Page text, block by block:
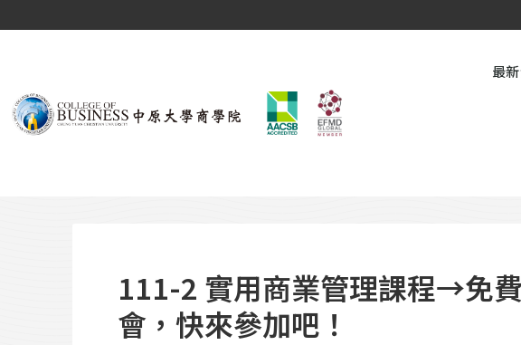
最
111-2 實用商業管理課程→免
會，快來參加吧！